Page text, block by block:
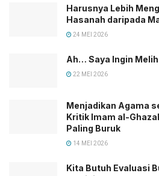
Harusnya Lebih
Hasanah daripada
24 MEI 2026
Ah… Saya Ingin
22 MEI 2026
Menjadikan Agama
Kritik Imam al-
Paling Buruk
14 MEI 2026
Kita Butuh Evaluasi